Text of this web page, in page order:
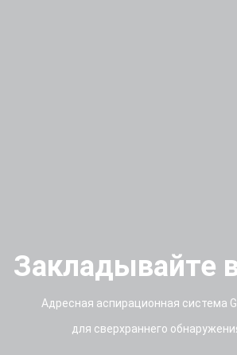
Закладывайте
Адресная аспирационная система
для сверхраннего